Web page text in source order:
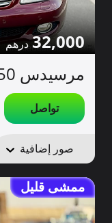
32,000
مرسيدس CLS350 للبيع
تواصل
صور إضافية
ممشى قليل